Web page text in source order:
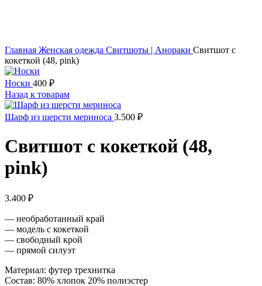
Главная Женская одежда Свитшоты | Анораки Свитшот с
кокеткой (48, pink)
Носки 400 ₽
Назад к товарам
Шарф из шерсти мериноса 3.500 ₽
Свитшот с кокеткой (48,
pink)
3.400 ₽
— необработанный край
— модель с кокеткой
— свободный крой
— прямой силуэт
Материал: футер трехнитка
Состав: 80% хлопок 20% полиэстер